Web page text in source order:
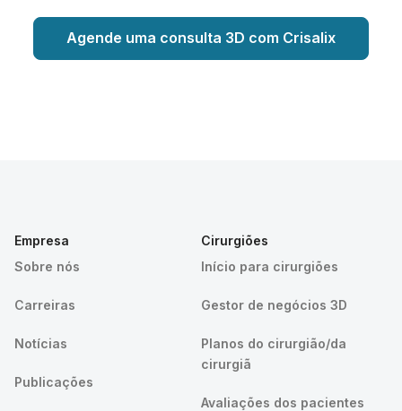
Agende uma consulta 3D com Crisalix
Empresa
Sobre nós
Carreiras
Notícias
Publicações
Cirurgiões
Início para cirurgiões
Gestor de negócios 3D
Planos do cirurgião/da
cirurgiã
Avaliações dos pacientes